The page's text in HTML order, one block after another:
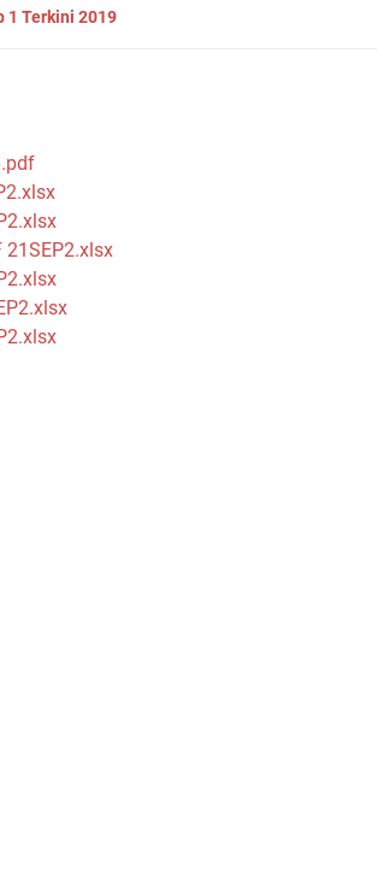
1 Terkini 2019
21SEP2.xlsx